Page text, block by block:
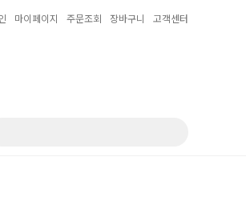
마이페이지 주문조회 장바구니 고객센터